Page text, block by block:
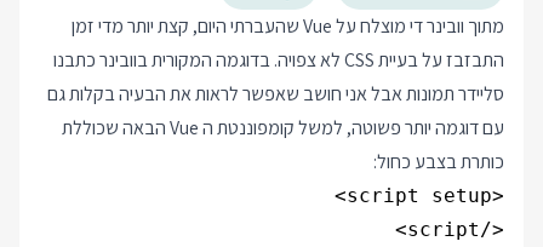
מתוך וובינר די מוצלח על Vue שהעברתי היום, קצת יותר מדי זמן
התבזבז על בעיית CSS לא צפויה. בדוגמה המקורית בוובינר כתבנו
סליידר תמונות אבל אני חושב שאפשר לראות את הבעיה בקלות גם
עם דוגמה יותר פשוטה, למשל קומפוננטת ה Vue הבאה שכוללת
כותרת בצבע כחול: